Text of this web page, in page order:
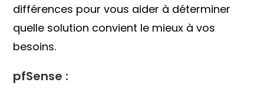
différences pour vous aider à déterminer
quelle solution convient le mieux à vos
besoins.
pfSense :